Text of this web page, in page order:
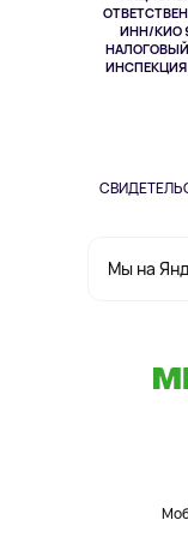
ИНН/КИО
НАЛОГОВЫЙ
Мы на
Здоровье питомцев
Одежда и